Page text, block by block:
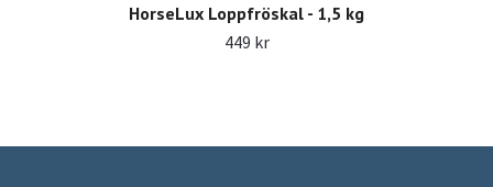
HorseLux Loppfröskal - 1,5 kg
449 kr